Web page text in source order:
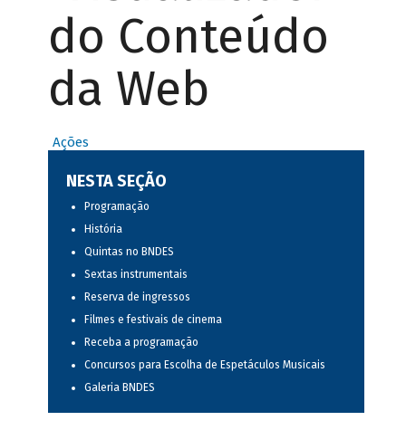
do Conteúdo
da Web
Ações
NESTA SEÇÃO
Programação
História
Quintas no BNDES
Sextas instrumentais
Reserva de ingressos
Filmes e festivais de cinema
Receba a programação
Concursos para Escolha de Espetáculos Musicais
Galeria BNDES